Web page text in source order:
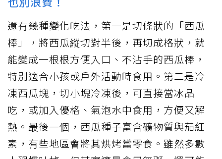
還有幾種變化吃法，第一是切條狀的「西瓜
棒」，將西瓜縱切對半後，再切成格狀，就
能變成一根根方便入口、不沾手的西瓜棒，
特別適合小孩或戶外活動時食用。第二是冷
凍西瓜塊，切小塊冷凍後，可直接當冰品
吃，或加入優格、氣泡水中食用，方便又解
熱。最後一個，西瓜種子富含礦物質與茄紅
素，有些地區會將其烘烤當零食。雖然多數